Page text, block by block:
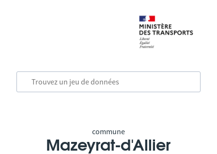
commune
Mazeyrat-d'Allier